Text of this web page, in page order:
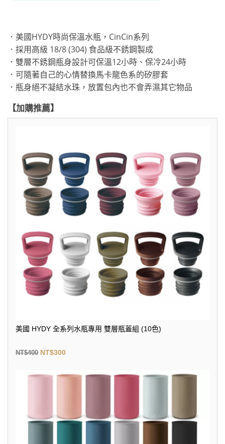
．美國HYDY時尚保溫水瓶，CinCin系列
．採用高級 18/8 (304) 食品級不銹鋼製成
．雙層不銹鋼瓶身設計可保溫12小時、保冷24小時
．可隨著自己的心情替換馬卡龍色系的矽膠套
．瓶身絕不凝結水珠，放置包內也不會弄濕其它物品
【加購推薦】
美國 HYDY 全系列水瓶專用 雙層瓶蓋組 (10色)
NT$400 NT$300